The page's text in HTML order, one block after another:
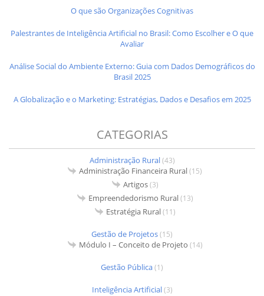
O que são Organizações Cognitivas
Palestrantes de Inteligência Artificial no Brasil: Como Escolher e O que
Avaliar
Análise Social do Ambiente Externo: Guia com Dados Demográficos do
Brasil 2025
A Globalização e o Marketing: Estratégias, Dados e Desafios em 2025
CATEGORIAS
Administração Rural(43)
Administração Financeira Rural(15)
Artigos(3)
Empreendedorismo Rural(13)
Estratégia Rural(11)
Gestão de Projetos(15)
Módulo I – Conceito de Projeto (14)
Gestão Pública(1)
Inteligência Artificial(3)